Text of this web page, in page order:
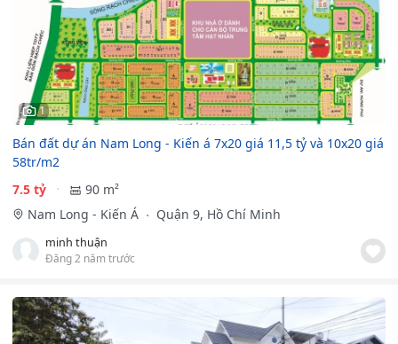
1
Bán đất dự án Nam Long - Kiến á 7x20 giá 11,5 tỷ và 10x20 giá
58tr/m2
7.5 tỷ
90 m²
Nam Long - Kiến Á
Quận 9, Hồ Chí Minh
minh thuận
Đăng 2 năm trước